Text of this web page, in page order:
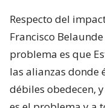
Respecto del
Francisco
problema es que
las alianzas donde
débiles obedecen,